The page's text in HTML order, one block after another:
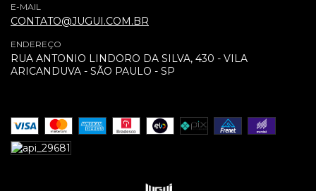
E-MAIL
CONTATO@JUGUI.COM.BR
ENDEREÇO
RUA ANTONIO LINDORO DA SILVA, 430 - VILA
ARICANDUVA - SÃO PAULO - SP